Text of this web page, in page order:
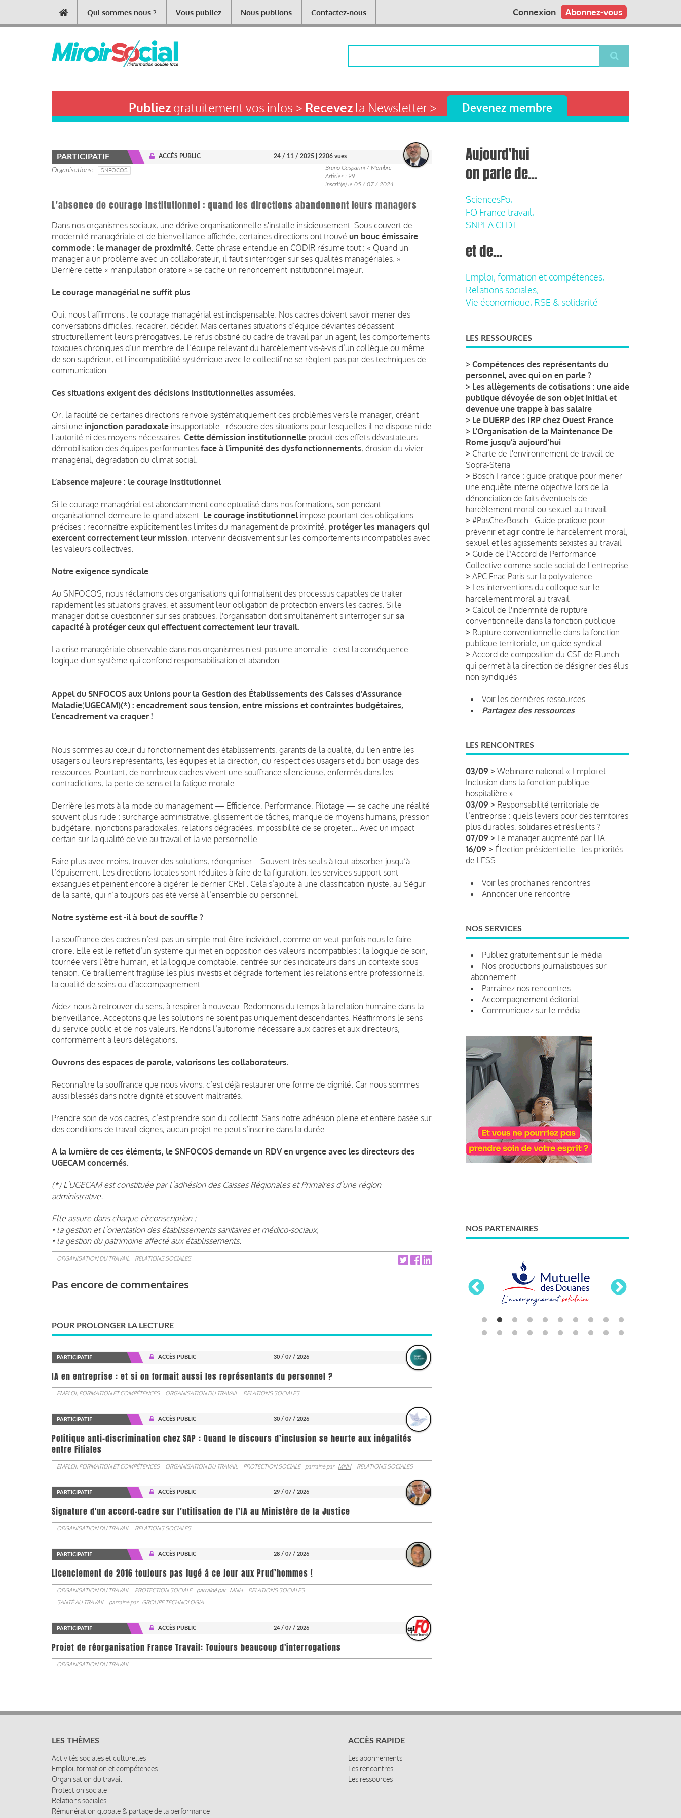
contenu
Main
navigation
Qui sommes nous ? Vous publiez Nous publions Contactez-nous Abonnez-vous
Connexion
Publiezgratuitement vos infos > Recevezla Newsletter > Devenez membre
PARTICIPATIF ACCÈS PUBLIC 24 / 11 / 2025 | 2206 vues
Organisations SNFOCOS
Bruno Gasparini / Membre
Articles : 99
Inscrit(e) le 05 / 07 / 2024
L'absence de courage institutionnel : quand les directions abandonnent leurs managers
Dans nos organismes sociaux, une dérive organisationnelle s'installe insidieusement. Sous couvert de
modernité managériale et de bienveillance affichée, certaines directions ont trouvé un bouc émissaire
commode : le manager de proximité . Cette phrase entendue en CODIR résume tout : « Quand un
manager a un problème avec un collaborateur, il faut s'interroger sur ses qualités managériales. »
Derrière cette « manipulation oratoire » se cache un renoncement institutionnel majeur.
Le courage managérial ne suffit plus
Oui, nous l'affirmons : le courage managérial est indispensable. Nos cadres doivent savoir mener des
conversations difficiles, recadrer, décider. Mais certaines situations d’équipe déviantes dépassent
structurellement leurs prérogatives. Le refus obstiné du cadre de travail par un agent, les comportements
toxiques chroniques d’un membre de l’équipe relevant du harcèlement vis-à-vis d’un collègue ou même
de son supérieur, et l'incompatibilité systémique avec le collectif ne se règlent pas par des techniques de
communication.
Ces situations exigent des décisions institutionnelles assumées.
Or, la facilité de certaines directions renvoie systématiquement ces problèmes vers le manager, créant
ainsi une injonction paradoxale insupportable : résoudre des situations pour lesquelles il ne dispose ni de
l'autorité ni des moyens nécessaires. Cette démission institutionnelle produit des effets dévastateurs :
démobilisation des équipes performantes face à l'impunité des dysfonctionnements, érosion du vivier
managérial, dégradation du climat social.
L’absence majeure : le courage institutionnel
Si le courage managérial est abondamment conceptualisé dans nos formations, son pendant
organisationnel demeure le grand absent. Le courage institutionnelimpose pourtant des obligations
précises : reconnaître explicitement les limites du management de proximité, protéger les managers qui
exercent correctement leur mission, intervenir décisivement sur les comportements incompatibles avec
les valeurs collectives.
Notre exigence syndicale
Au SNFOCOS, nous réclamons des organisations qui formalisent des processus capables de traiter
rapidement les situations graves, et assument leur obligation de protection envers les cadres. Si le
manager doit se questionner sur ses pratiques, l'organisation doit simultanément s'interroger sur sa
capacité à protéger ceux qui effectuent correctement leur travail.
La crise managériale observable dans nos organismes n'est pas une anomalie : c'est la conséquence
logique d'un système qui confond responsabilisation et abandon.
Appel du SNFOCOS aux Unions pour la Gestion des Établissements des Caisses d’Assurance
Maladie(UGECAM)(*) : encadrement sous tension, entre missions et contraintes budgétaires,
l’encadrement va craquer !
Nous sommes au cœur du fonctionnement des établissements, garants de la qualité, du lien entre les
usagers ou leurs représentants, les équipes et la direction, du respect des usagers et du bon usage des
ressources. Pourtant, de nombreux cadres vivent une souffrance silencieuse, enfermés dans les
contradictions, la perte de sens et la fatigue morale.
Derrière les mots à la mode du management — Efficience, Performance, Pilotage — se cache une réalité
souvent plus rude : surcharge administrative, glissement de tâches, manque de moyens humains, pression
budgétaire, injonctions paradoxales, relations dégradées, impossibilité de se projeter… Avec un impact
certain sur la qualité de vie au travail et la vie personnelle.
Faire plus avec moins, trouver des solutions, réorganiser… Souvent très seuls à tout absorber jusqu’à
l’épuisement. Les directions locales sont réduites à faire de la figuration, les services support sont
exsangues et peinent encore à digérer le dernier CREF. Cela s’ajoute à une classification injuste, au Ségur
de la santé, qui n’a toujours pas été versé à l’ensemble du personnel.
Notre système est -il à bout de souffle ?
La souffrance des cadres n’est pas un simple mal-être individuel, comme on veut parfois nous le faire
croire. Elle est le reflet d’un système qui met en opposition des valeurs incompatibles : la logique de soin,
tournée vers l’être humain, et la logique comptable, centrée sur des indicateurs dans un contexte sous
tension. Ce tiraillement fragilise les plus investis et dégrade fortement les relations entre professionnels,
la qualité de soins ou d’accompagnement.
Aidez-nous à retrouver du sens, à respirer à nouveau. Redonnons du temps à la relation humaine dans la
bienveillance. Acceptons que les solutions ne soient pas uniquement descendantes. Réaffirmons le sens
du service public et de nos valeurs. Rendons l’autonomie nécessaire aux cadres et aux directeurs,
conformément à leurs délégations.
Ouvrons des espaces de parole, valorisons les collaborateurs.
Reconnaître la souffrance que nous vivons, c’est déjà restaurer une forme de dignité. Car nous sommes
aussi blessés dans notre dignité et souvent maltraités.
Prendre soin de vos cadres, c’est prendre soin du collectif. Sans notre adhésion pleine et entière basée sur
des conditions de travail dignes, aucun projet ne peut s’inscrire dans la durée.
A la lumière de ces éléments, le SNFOCOS demande un RDV en urgence avec les directeurs des
UGECAM concernés.
(*) L’UGECAM est constituée par l’adhésion des Caisses Régionales et Primaires d’une région
administrative.
Elle assure dans chaque circonscription :
• la gestion et l’orientation des établissements sanitaires et médico-sociaux,
• la gestion du patrimoine affecté aux établissements.
ORGANISATION DU TRAVAIL RELATIONS SOCIALES
Pas encore de commentaires
POUR PROLONGER LA LECTURE
PARTICIPATIF ACCÈS PUBLIC 30 / 07 / 2026
IA en entreprise : et si on formait aussi les représentants du personnel ?
EMPLOI, FORMATION ET COMPÉTENCES ORGANISATION DU TRAVAIL RELATIONS SOCIALES
PARTICIPATIF ACCÈS PUBLIC 30 / 07 / 2026
Politique anti-discrimination chez SAP : Quand le discours d’inclusion se heurte aux inégalités
entre Filiales
EMPLOI, FORMATION ET COMPÉTENCES ORGANISATION DU TRAVAIL PROTECTION SOCIALE parrainé par MNH RELATIONS SOCIALES
PARTICIPATIF ACCÈS PUBLIC 29 / 07 / 2026
Signature d'un accord-cadre sur l’utilisation de l’IA au Ministère de la Justice
ORGANISATION DU TRAVAIL RELATIONS SOCIALES
PARTICIPATIF ACCÈS PUBLIC 28 / 07 / 2026
Licenciement de 2016 toujours pas jugé à ce jour aux Prud’hommes !
ORGANISATION DU TRAVAIL PROTECTION SOCIALE parrainé par MNH
RELATIONS SOCIALES
SANTÉ AU TRAVAIL
parrainé par GROUPE TECHNOLOGIA
PARTICIPATIF ACCÈS PUBLIC 24 / 07 / 2026
Projet de réorganisation France Travail: Toujours beaucoup d'interrogations
ORGANISATION DU TRAVAIL
Aujourd'hui
on parle de...
SciencesPo,
FO France travail,
SNPEA CFDT
et de...
Emploi, formation et compétences,
Relations sociales,
Vie économique, RSE & solidarité
LES RESSOURCES
> Compétences des représentants du
personnel, avec qui on en parle ?
> Les allègements de cotisations : une aide
publique dévoyée de son objet initial et
devenue une trappe à bas salaire
> Le DUERP des IRP chez Ouest France
> L’Organisation de la Maintenance De
Rome jusqu’à aujourd’hui
> Charte de l'environnement de travail de
Sopra-Steria
> Bosch France : guide pratique pour mener
une enquête interne objective lors de la
dénonciation de faits éventuels de
harcèlement moral ou sexuel au travail
> #PasChezBosch : Guide pratique pour
prévenir et agir contre le harcèlement moral,
sexuel et les agissements sexistes au travail
> Guide de lʼAccord de Performance
Collective comme socle social de l'entreprise
> APC Fnac Paris sur la polyvalence
> Les interventions du colloque sur le
harcèlement moral au travail
> Calcul de l'indemnité de rupture
conventionnelle dans la fonction publique
> Rupture conventionnelle dans la fonction
publique territoriale, un guide syndical
> Accord de composition du CSE de Flunch
qui permet à la direction de désigner des élus
non syndiqués
Voir les dernières ressources
Partagez des ressources
LES RENCONTRES
03/09 > Webinaire national « Emploi et
Inclusion dans la fonction publique
hospitalière »
03/09 > Responsabilité territoriale de
l’entreprise : quels leviers pour des territoires
plus durables, solidaires et résilients ?
07/09 > Le manager augmenté par l'IA
16/09 > Élection présidentielle : les priorités
de l'ESS
Voir les prochaines rencontres
Annoncer une rencontre
NOS SERVICES
Publiez gratuitement sur le média
Nos productions journalistiques sur
abonnement
Parrainez nos rencontres
Accompagnement éditorial
Communiquez sur le média
NOS PARTENAIRES
LES THÈMES
Activités sociales et culturelles
Emploi, formation et compétences
Organisation du travail
Protection sociale
Relations sociales
Rémunération globale & partage de la performance
ACCÈS RAPIDE
Les abonnements
Les rencontres
Les ressources